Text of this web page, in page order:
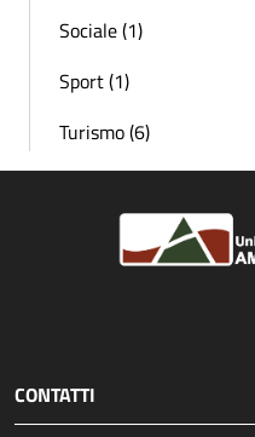
Sociale (1)
Sport (1)
Turismo (6)
CONTATTI